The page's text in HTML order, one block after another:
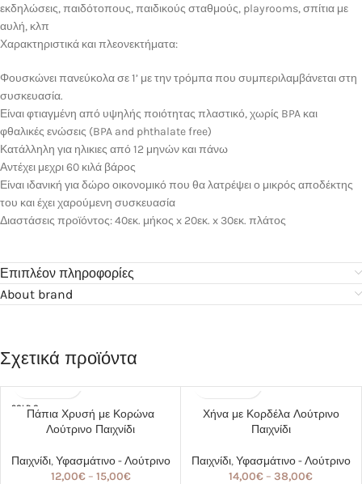
εκδηλώσεις, παιδότοπους, παιδικούς σταθμούς, playrooms, σπίτια με
αυλή, κλπ
Χαρακτηριστικά και πλεονεκτήματα:
Φουσκώνει πανεύκολα σε 1’ με την τρόμπα που συμπεριλαμβάνεται στη
συσκευασία.
Είναι φτιαγμένη από υψηλής ποιότητας πλαστικό, χωρίς BPA και
φθαλικές ενώσεις (BPA and phthalate free)
Κατάλληλη για ηλικιες από 12 μηνών και πάνω
Αντέχει μεχρι 60 κιλά βάρος
Είναι ιδανική για δώρο οικονομικό που θα λατρέψει ο μικρός αποδέκτης
του και έχει χαρούμενη συσκευασία
Διαστάσεις προϊόντος: 40εκ. μήκος x 20εκ. x 30εκ. πλάτος
Επιπλέον πληροφορίες
About brand
Σχετικά προϊόντα
SOLD O
UTΠάπια Χρυσή με Κορώνα
Λούτρινο Παιχνίδι
Παιχνίδι,Υφασμάτινο - Λούτρινο
12,00€ – 15,00€
Χήνα με Κορδέλα Λούτρινο
Παιχνίδι
Παιχνίδι,Υφασμάτινο - Λούτρινο
14,00€ – 38,00€